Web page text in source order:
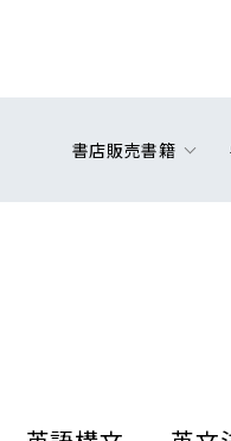
書店販売書籍